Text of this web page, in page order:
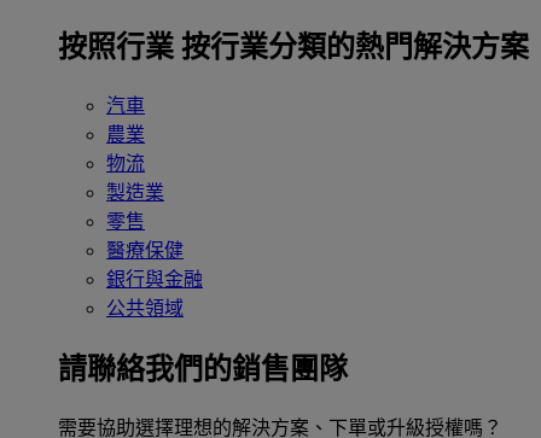
按照行業 按行業分類的熱門解決方案
汽車
農業
物流
製造業
零售
醫療保健
銀行與金融
公共領域
請聯絡我們的銷售團隊
需要協助選擇理想的解決方案、下單或升級授權嗎？